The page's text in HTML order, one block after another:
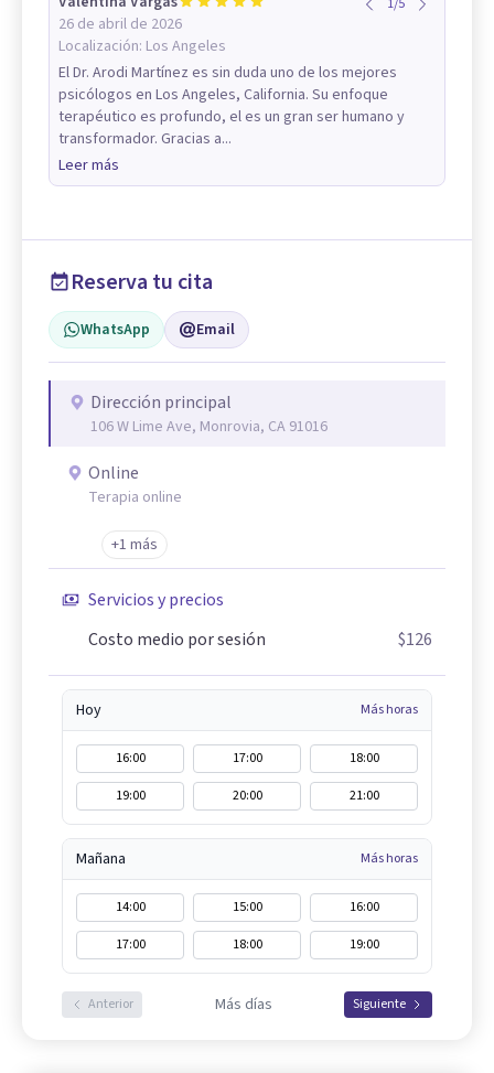
26 de abril de 2026
Localización: Los Angeles
1/5
El Dr. Arodi Martínez es sin duda uno de los mejores
psicólogos en Los Angeles, California. Su enfoque
terapéutico es profundo, el es un gran ser humano y
transformador. Gracias a...
Leer más
Reserva tu cita
WhatsApp Email
Dirección principal
106 W Lime Ave, Monrovia, CA 91016
Online
Terapia online
+1 más
Servicios y precios
Costo medio por sesión
$126
Hoy Más horas
16:00 17:00
18:00
19:00
20:00 21:00
Mañana Más horas
14:00 15:00
16:00
17:00
18:00 19:00
Anterior Más días Siguiente